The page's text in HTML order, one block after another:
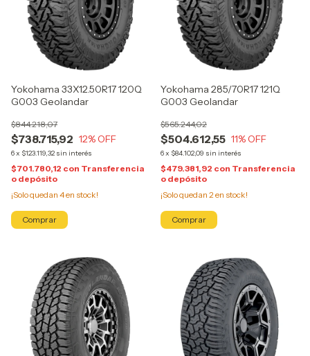
Yokohama 33X12.50R17 120Q
G003 Geolandar
$738.715,92
$844.218,07
12% OFF
6x $123.119,32 sin interés
$701.780,12 con Transferencia
o depósito
¡Solo quedan 4en stock!
Yokohama 285/70R17 121Q
G003 Geolandar
$504.612,55
$565.244,02
11% OFF
6x $84.102,09 sin interés
$479.381,92 con Transferencia
o depósito
¡Solo quedan 2en stock!